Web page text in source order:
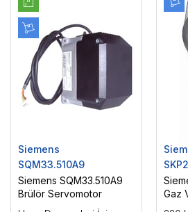
Siemens
SQM33.510A9
Siemens SQM33.510A9
Brülör Servomotor
Gaz